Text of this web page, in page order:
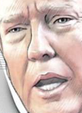
(ETH) $ 1,901.37